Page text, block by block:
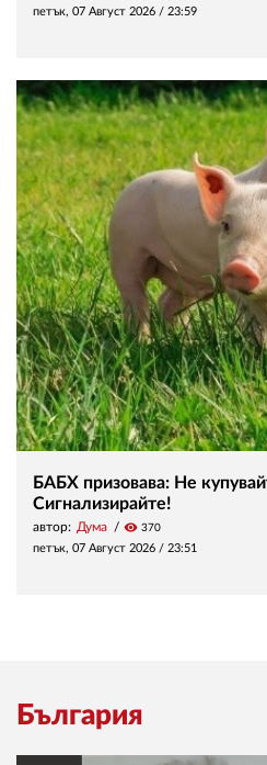
петък, 07 Август 2026 / 23:59
БАБХ призовава: Не
Сигнализирайте!
автор: Дума visibility 370
петък, 07 Август 2026 / 23:51
България